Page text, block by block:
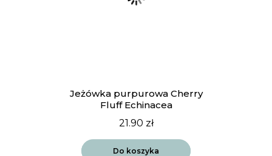
Jeżówka purpurowa Cherry
Fluff Echinacea
21.90 zł
Do koszyka